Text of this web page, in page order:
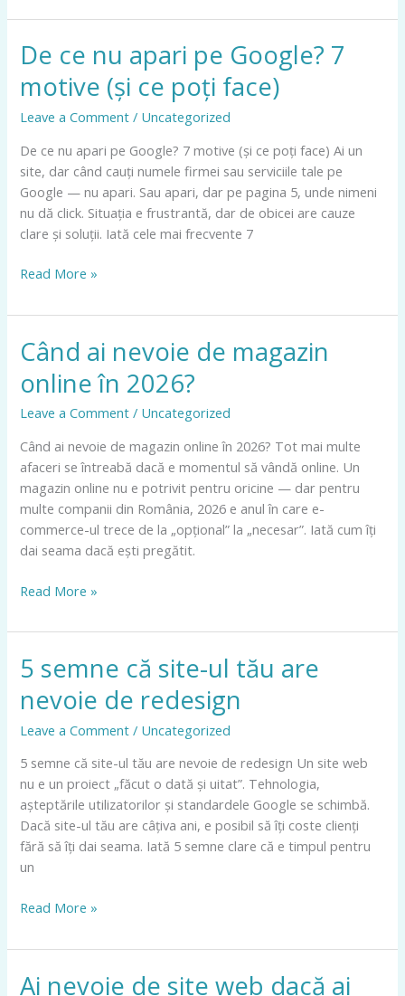
De ce nu apari pe Google? 7
motive (și ce poți face)
Leave a Comment / Uncategorized
De ce nu apari pe Google? 7 motive (și ce poți face) Ai un
site, dar când cauți numele firmei sau serviciile tale pe
Google — nu apari. Sau apari, dar pe pagina 5, unde nimeni
nu dă click. Situația e frustrantă, dar de obicei are cauze
clare și soluții. Iată cele mai frecvente 7
De
ce
nu
apari
Google?
7
motive
(și
ce
face)
Read More »
Când ai nevoie de magazin
online în 2026?
Leave a Comment / Uncategorized
Când ai nevoie de magazin online în 2026? Tot mai multe
afaceri se întreabă dacă e momentul să vândă online. Un
magazin online nu e potrivit pentru oricine — dar pentru
multe companii din România, 2026 e anul în care e-
commerce-ul trece de la „opțional” la „necesar”. Iată cum îți
dai seama dacă ești pregătit.
Când
ai
nevoie
de
online
în
2026?
Read More »
5 semne că site-ul tău are
nevoie de redesign
Leave a Comment / Uncategorized
5 semne că site-ul tău are nevoie de redesign Un site web
nu e un proiect „făcut o dată și uitat”. Tehnologia,
așteptările utilizatorilor și standardele Google se schimbă.
Dacă site-ul tău are câțiva ani, e posibil să îți coste clienți
fără să îți dai seama. Iată 5 semne clare că e timpul pentru
un
5
semne
că
site-
tău
are
nevoie
de
redesign
Read More »
Ai nevoie de site web dacă ai
Ai